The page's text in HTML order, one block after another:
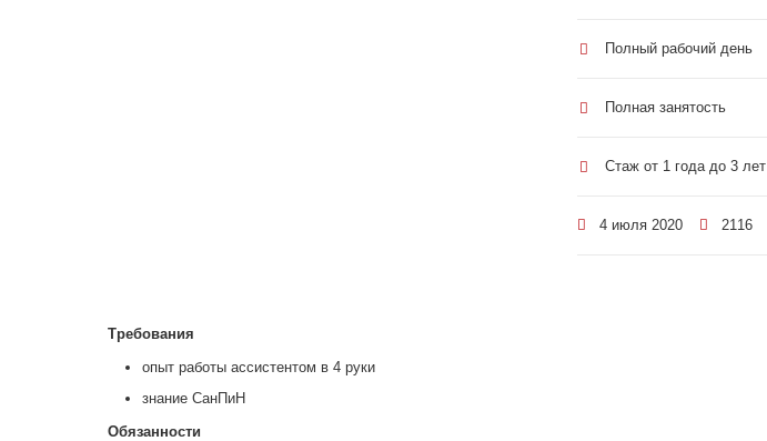
Полный рабочий день
Полная занятость
Стаж от 1 года до 3 лет
4 июля 2020 2116
Требования
опыт работы ассистентом в 4 руки
знание СанПиН
Обязанности